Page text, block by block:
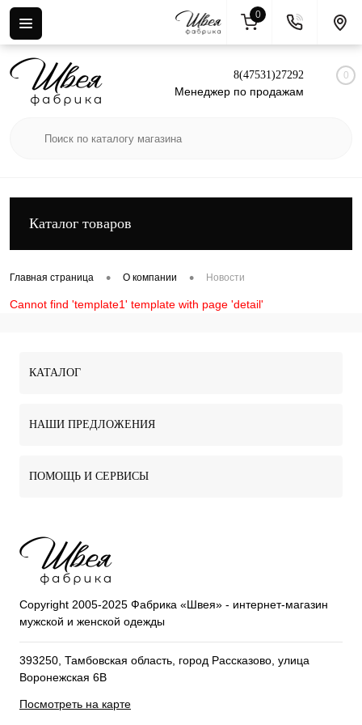
Вход Регистрация
8(47531)27292
Менеджер по продажам
0
Каталог товаров
Главная страница • О компании • Новости
Cannot find 'template1' template with page 'detail'
КАТАЛОГ
НАШИ ПРЕДЛОЖЕНИЯ
ПОМОЩЬ И СЕРВИСЫ
Copyright 2005-2025 Фабрика «Швея» - интернет-магазин
мужской и женской одежды
393250, Тамбовская область, город Рассказово, улица
Воронежская 6В
Посмотреть на карте
0